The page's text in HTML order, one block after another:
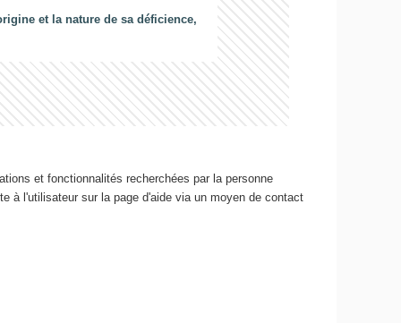
et la nature de sa déficience,
et fonctionnalités recherchées par la personne
à l'utilisateur sur la page d'aide via un moyen de contact